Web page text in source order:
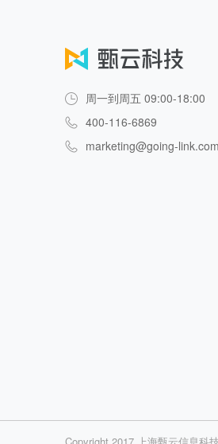
周一到周五 09:00-18:00
400-116-6869
marketing@going-link.com